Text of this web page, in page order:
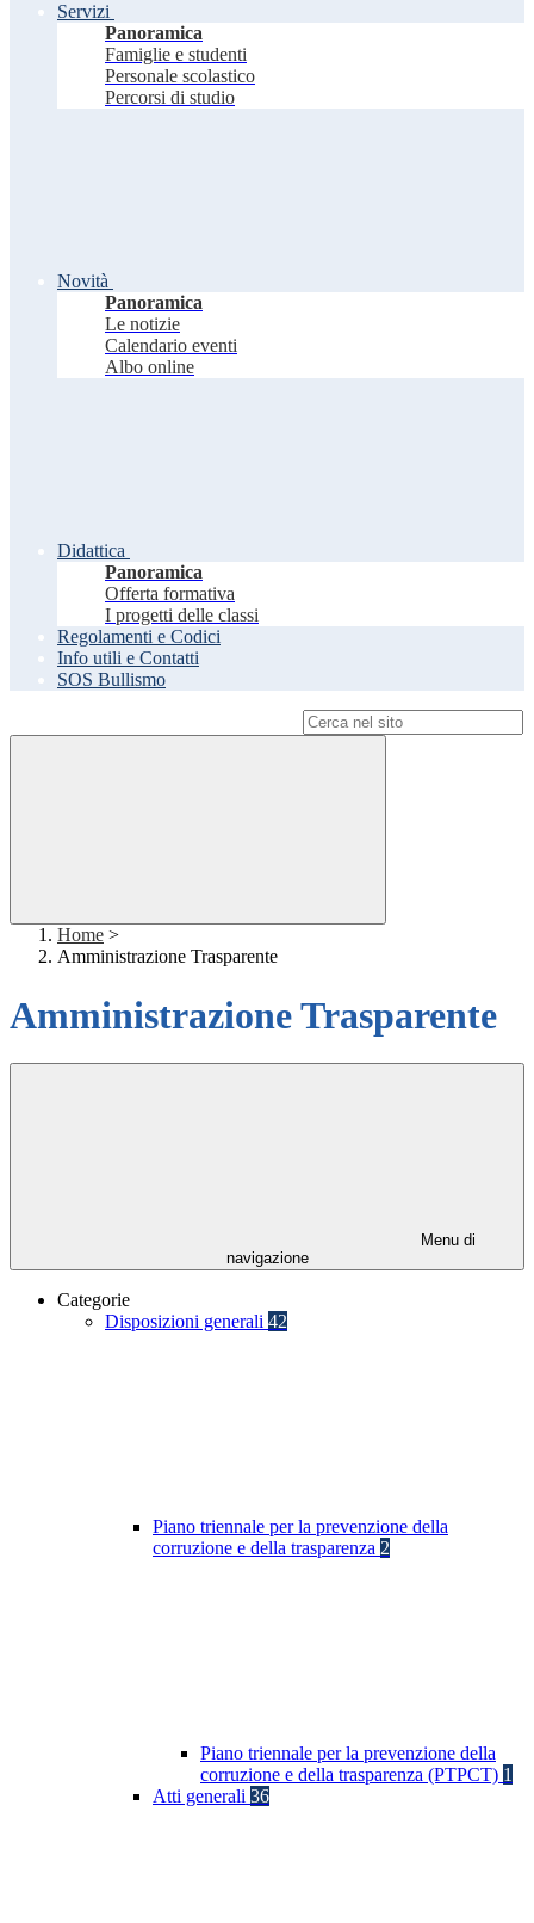
Servizi
Panoramica
Famiglie e studenti
Personale scolastico
Percorsi di studio
Novità
Panoramica
Le notizie
Calendario eventi
Albo online
Didattica
Panoramica
Offerta formativa
I progetti delle classi
Regolamenti e Codici
Info utili e Contatti
SOS Bullismo
Home >
Amministrazione Trasparente
Amministrazione Trasparente
Menu di
navigazione
Categorie
Disposizioni generali 42
Piano triennale per la prevenzione della
corruzione e della trasparenza 2
Piano triennale per la prevenzione della
corruzione e della trasparenza (PTPCT) 1
Atti generali 36